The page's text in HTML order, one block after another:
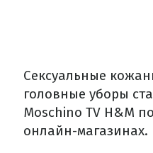
Сексуальные
головные уборы
Moschino TV H&M
онлайн-магазинах.